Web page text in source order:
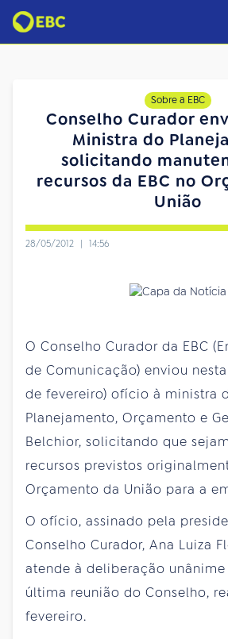
Sobre a EBC
Conselho Curador
Ministra do
solicitando
recursos da EBC no
União
28/05/2012 | 14:56
O Conselho Curador da EBC
de Comunicação) enviou
de fevereiro) ofício à ministra
Planejamento, Orçamento e
Belchior, solicitando que
recursos previstos
Orçamento da União para a
O ofício, assinado pela
Conselho Curador, Ana Luiza
atende à deliberação
última reunião do Conselho,
fevereiro.